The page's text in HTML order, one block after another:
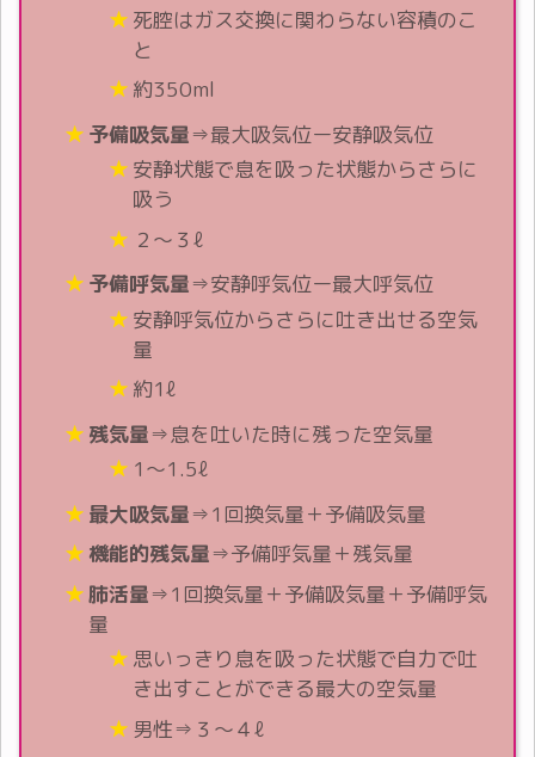
死腔はガス交換に関わらない容積のこ
と
約350ml
予備吸気量⇒最大吸気位ー安静吸気位
安静状態で息を吸った状態からさらに
吸う
２～３ℓ
予備呼気量⇒安静呼気位ー最大呼気位
安静呼気位からさらに吐き出せる空気
量
約1ℓ
残気量⇒息を吐いた時に残った空気量
1～1.5ℓ
最大吸気量⇒1回換気量＋予備吸気量
機能的残気量⇒予備呼気量＋残気量
肺活量⇒1回換気量＋予備吸気量＋予備呼気
量
思いっきり息を吸った状態で自力で吐
き出すことができる最大の空気量
男性⇒３～４ℓ